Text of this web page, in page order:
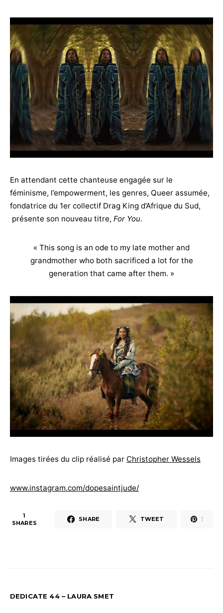
En attendant cette chanteuse engagée sur le
féminisme, l’empowerment, les genres, Queer assumée,
fondatrice du 1er collectif Drag King d’Afrique du Sud,
présente son nouveau titre, For You.
« This song is an ode to my late mother and
grandmother who both sacrificed a lot for the
generation that came after them. »
Images tirées du clip réalisé par Christopher Wessels
www.instagram.com/dopesaintjude/
1
SHARES
SHARE TWEET 1
DEDICATE 44 – LAURA SMET